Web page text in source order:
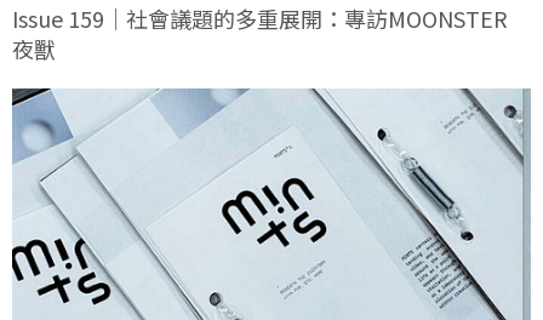
Issue 159｜社會議題的多重展開：專訪MOONSTER
夜獸